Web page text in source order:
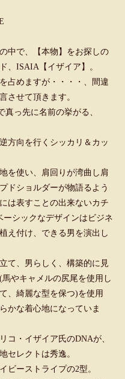
中で、【本物】をお探しの
、ISAIA【イザイア】。
占めますが・・・・、間違
させて頂きます。
っ先に名前の挙がる、
方向を行くシッカリ＆カッ
を使い、肩回りが湾曲し肩
ドショルダーが物語るよう
は表すことの出来ないカチ
ーシックなデザインはビジネ
え付け、できる男を演出し
て、男らしく、構築的に見
やキャメルの尻尾を使用し
、綺麗な型を保つ)を使用
かな着心地になっていま
コ・イザイア氏のDNAが、
セレクトは秀逸。
ビーストライプの2型。